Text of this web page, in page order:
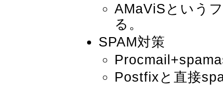
AMaViSという
る。
SPAM対策
Postfixと直接